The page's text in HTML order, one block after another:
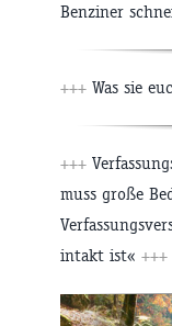
Benziner
+++ Was sie
+++
muss große
intakt ist« +++